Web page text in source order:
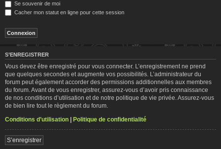
Se souvenir de moi
Cacher mon statut en ligne pour cette session
S’ENREGISTRER
Vous devez être enregistré pour vous connecter. L’enregistrement ne prend
que quelques secondes et augmente vos possibilités. L’administrateur du
forum peut également accorder des permissions additionnelles aux membres
du forum. Avant de vous enregistrer, assurez-vous d’avoir pris connaissance
de nos conditions d’utilisation et de notre politique de vie privée. Assurez-vous
de bien lire tout le règlement du forum.
Conditions d’utilisation | Politique de confidentialité
S’enregistrer